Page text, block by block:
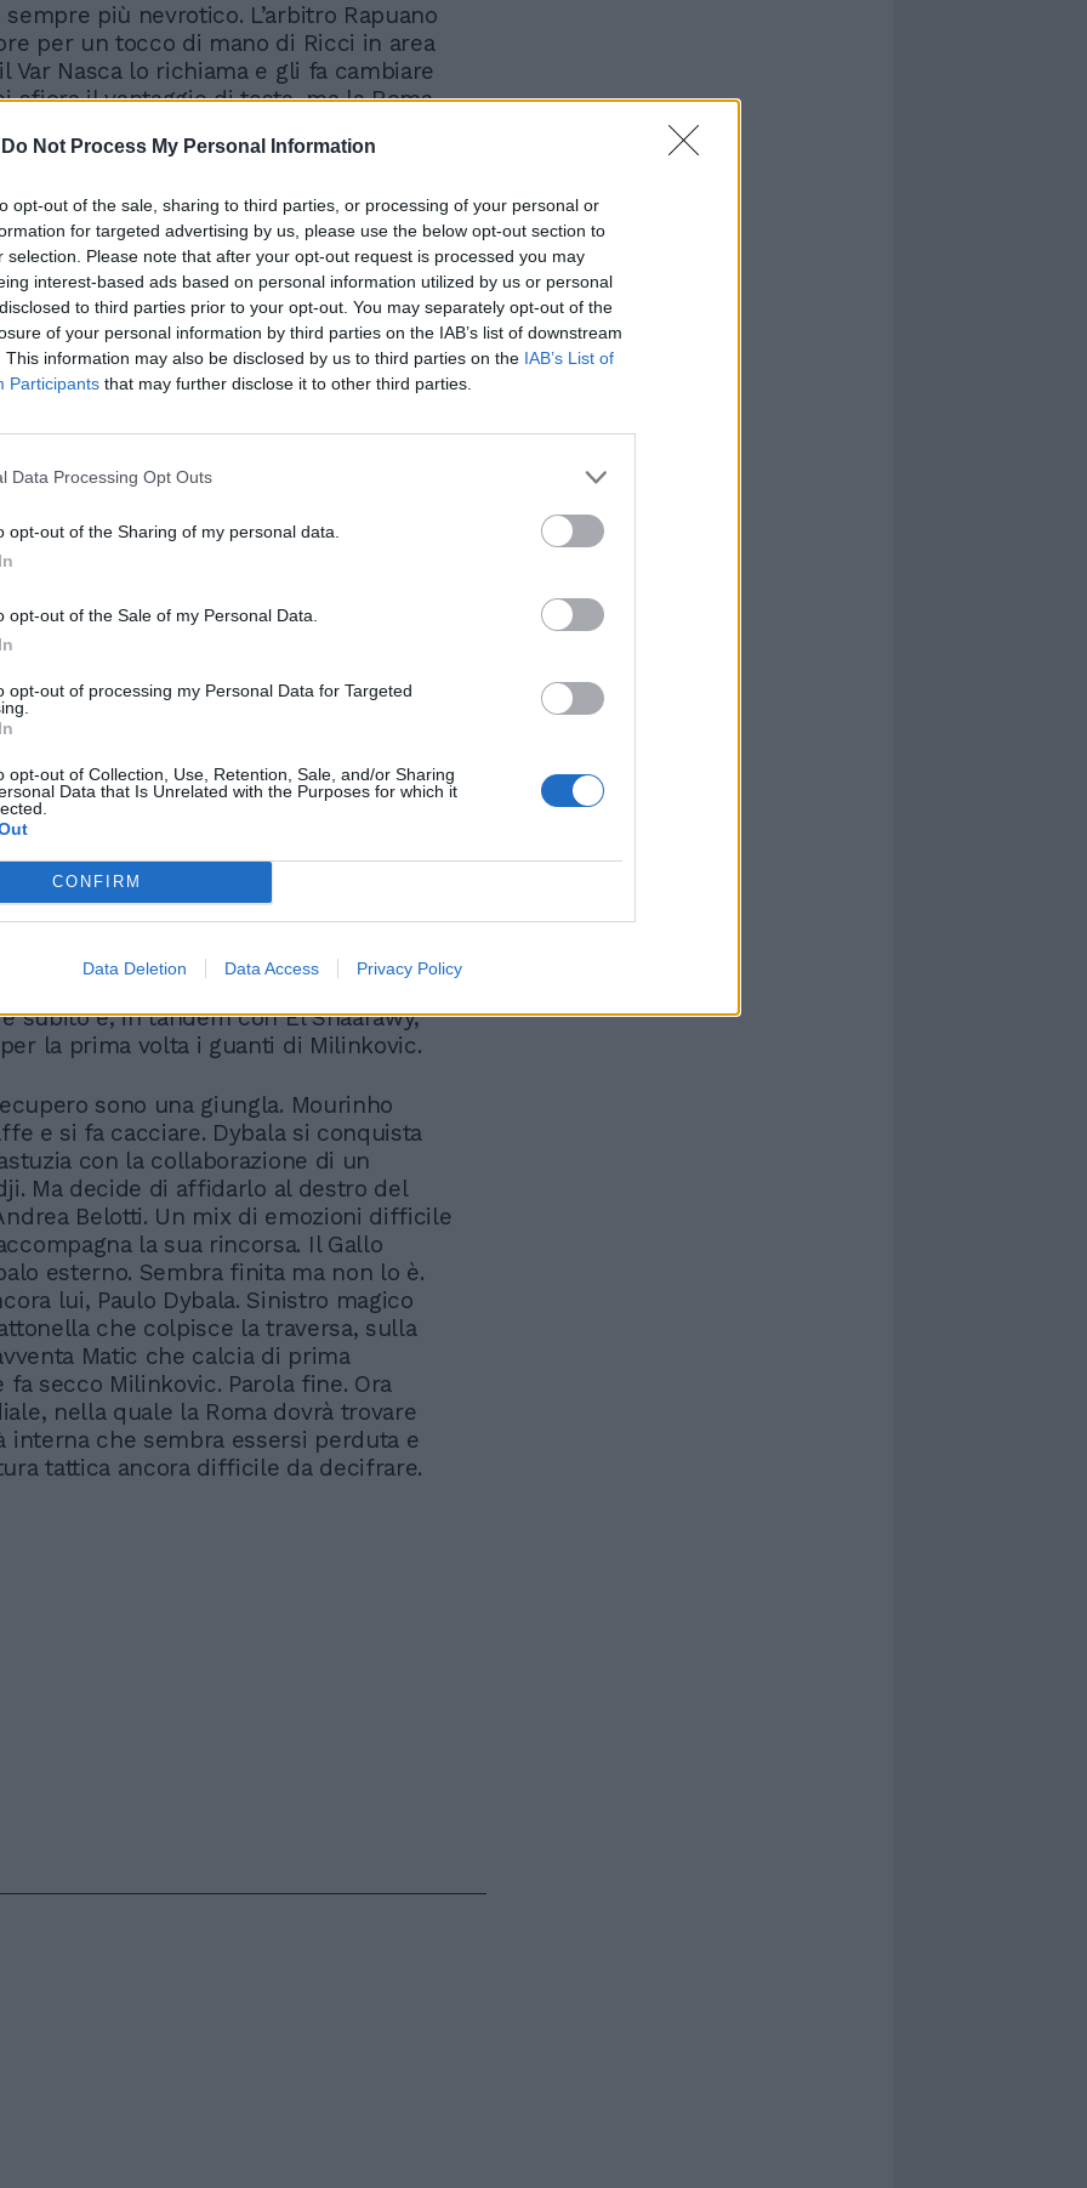
Do Not Process My Personal Information
opt-out of the sale, sharing to third parties, or processing of your personal or
for targeted advertising by us, please use the below opt-out section to
selection. Please note that after your opt-out request is processed you may
interest-based ads based on personal information utilized by us or personal
to third parties prior to your opt-out. You may separately opt-out of the
of your personal information by third parties on the IAB’s list of downstream
This information may also be disclosed by us to third parties on the IAB’s List of
Participants that may further disclose it to other third parties.
Data Processing Opt Outs
opt-out of the Sharing of my personal data.
opt-out of the Sale of my Personal Data.
opt-out of processing my Personal Data for Targeted
opt-out of Collection, Use, Retention, Sale, and/or Sharing
Data that Is Unrelated with the Purposes for which it
CONFIRM
Data Deletion Data Access Privacy Policy
sempre più nevrotico. L’arbitro Rapuano
per un tocco di mano di Ricci in area
Var Nasca lo richiama e gli fa cambiare
sfiora il vantaggio di testa, ma la Roma
"Roma tradita da un
Karsdorp
si aggrava ancor di più all’inizio della
Singo disegna sulla testa di Linetty
per battere Rui Patricio. La Roma
dei “zeru” punti in tre partite
fila, non succede dall’aprile del 2005
ai ripari. E l’unico rifugio possibile è
dalla sola buona notizia della
La Roma si riversa nella metà campo
subito e, in tandem con El Shaarawy,
la prima volta i guanti di Milinkovic.
sono una giungla. Mourinho
e si fa cacciare. Dybala si conquista
con la collaborazione di un
Ma decide di affidarlo al destro del
Belotti. Un mix di emozioni difficile
la sua rincorsa. Il Gallo
esterno. Sembra finita ma non lo è.
lui, Paulo Dybala. Sinistro magico
che colpisce la traversa, sulla
Matic che calcia di prima
fa secco Milinkovic. Parola fine. Ora
nella quale la Roma dovrà trovare
interna che sembra essersi perduta e
tattica ancora difficile da decifrare.